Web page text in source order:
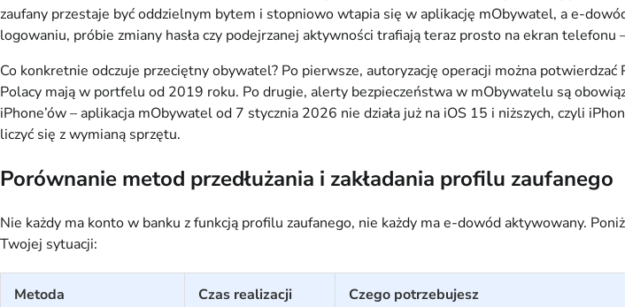
zaufany przestaje być oddzielnym bytem i stopniowo wtapia się w aplikację mObywatel, a e-
logowaniu, próbie zmiany hasła czy podejrzanej aktywności trafiają teraz prosto na ekran telefonu
Co konkretnie odczuje przeciętny obywatel? Po pierwsze, autoryzację operacji można
Polacy mają w portfelu od 2019 roku. Po drugie, alerty bezpieczeństwa w mObywatelu są
iPhone’ów – aplikacja mObywatel od 7 stycznia 2026 nie działa już na iOS 15 i niższych, czyli
liczyć się z wymianą sprzętu.
Porównanie metod przedłużania i zakładania profilu zaufanego
Nie każdy ma konto w banku z funkcją profilu zaufanego, nie każdy ma e-dowód aktywowany.
Twojej sytuacji:
Metoda Czas realizacji Czego potrzebujesz